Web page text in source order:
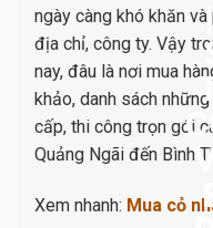
ngày càng khó khăn
địa chỉ, công ty. Vậy
nay, đâu là nơi mua
khảo, danh sách
cấp, thi công trọn gói
Quảng Ngãi đến Bình
Xem nhanh: Mua cỏ